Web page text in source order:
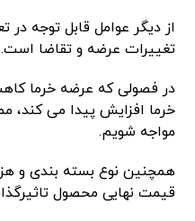
از دیگر عوامل قابل توجه در
تغییرات عرضه و تقاضا است.
در فصولی که عرضه خرما
خرما افزایش پیدا می
مواجه شویم.
همچنین نوع بسته بندی و
قیمت نهایی محصول